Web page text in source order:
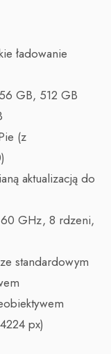
ładowanie
GB, 512 GB
(z
aktualizacją do
GHz, 8 rdzeni,
ze standardowym
px)